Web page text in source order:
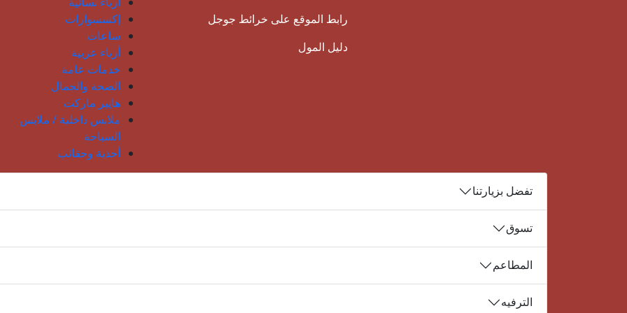
رابط الموقع على خرائط جوجل
دليل المول
إكسسوارات
ساعات
أزياء عربية
خدمات عامة
الصحة والجمال
هايبر ماركت
ملابس داخلية / ملابس
السباحة
أحذية وحقائب
تفضل بزيارتنا
تسوق
المطاعم
الترفيه